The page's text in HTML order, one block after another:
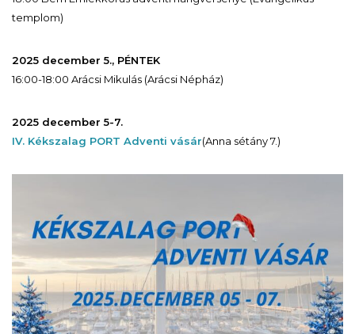
templom)
2025 december 5., PÉNTEK
16:00-18:00 Arácsi Mikulás (Arácsi Népház)
2025 december 5-7.
IV. Kékszalag PORT Adventi vásár(Anna sétány 7.)